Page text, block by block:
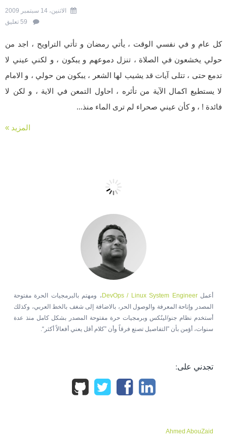
الاثنين، 14 سبتمبر 2009
كل عام و في نفسي الوقت ، يأتي رمضان و تأتي التراويح ، اجد من
حولي يخشعون في الصلاة ، تنزل دموعهم و يبكون ، و لكني عيني لا
تدمع حتى ، تتلى آيات قد يشيب لها الشعر ، يبكون من حولي ، و الامام
لا يستطيع اكمال الآية من تأثره ، احاول التمعن في الاية ، و لكن لا
فائدة ! ، و كأن عيني صحراء لم ترى الماء منذ...
المزيد »
أعملDevOps / Linux System Engineer، ومهتم بالبرمجيات الحرة مفتوحة
المصدر وإتاحة المعرفة والوصول الحر، بالاضافة إلى شغف بالخط العربي، وكذلك
أستخدم نظام جنو/لينُكس وبرمجيات حرة مفتوحة المصدر بشكل كامل منذ عدة
سنوات، أؤمن بأن ”التفاصيل تصنع فرقاً وأن ”كلام أقل يعني أفعالاً أكثر“.
تجدني على:
Ahmed AbouZaid